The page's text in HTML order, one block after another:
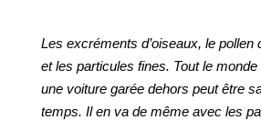
Les excréments d’oiseaux, le pollen
et les particules fines. Tout le
une voiture garée dehors peut être
temps. Il en va de même avec les